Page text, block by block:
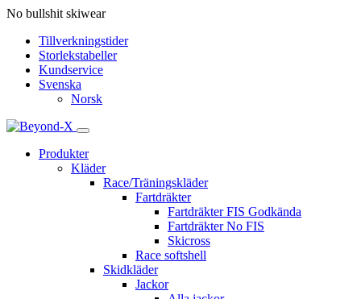
No bullshit skiwear
Tillverkningstider
Storlekstabeller
Kundservice
Svenska
Norsk
Produkter
Kläder
Race/Träningskläder
Fartdräkter
Fartdräkter FIS Godkända
Fartdräkter No FIS
Skicross
Race softshell
Skidkläder
Jackor